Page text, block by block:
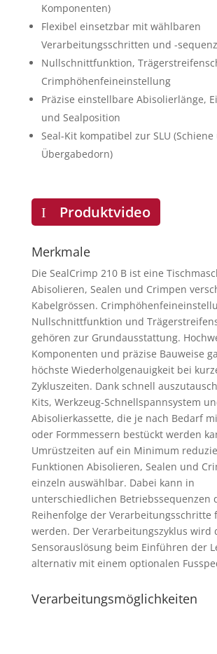
Komponenten)
Flexibel einsetzbar mit wählbaren
Verarbeitungsschritten und -
Nullschnittfunktion,
Crimphöhenfeineinstellung
Präzise einstellbare Abisolierlänge,
und Sealposition
Seal-Kit kompatibel zur SLU (Schiene
Übergabedorn)
Produktvideo
Merkmale
Die SealCrimp 210 B ist eine
Abisolieren, Sealen und Crimpen
Kabelgrössen.
Nullschnittfunktion und
gehören zur Grundausstattung.
Komponenten und präzise Bauweise
höchste Wiederholgenauigkeit bei
Zykluszeiten. Dank schnell
Kits, Werkzeug-Schnellspannsystem
Abisolierkassette, die je nach Bedarf
oder Formmessern bestückt werden
Umrüstzeiten auf ein Minimum
Funktionen Abisolieren, Sealen und
einzeln auswählbar. Dabei kann in
unterschiedlichen Betriebssequenzen
Reihenfolge der Verarbeitungsschritte
werden. Der Verarbeitungszyklus wird
Sensorauslösung beim Einführen der
alternativ mit einem optionalen
Verarbeitungsmöglichkeiten